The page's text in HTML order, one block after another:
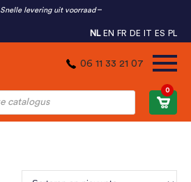
Snelle levering uit voorraad
NL EN FR DE IT ES PL
06 11 33 21 07
0